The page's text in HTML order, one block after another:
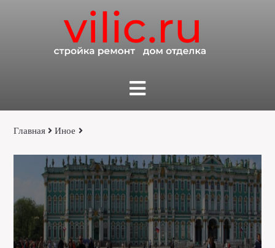
Главная Иное